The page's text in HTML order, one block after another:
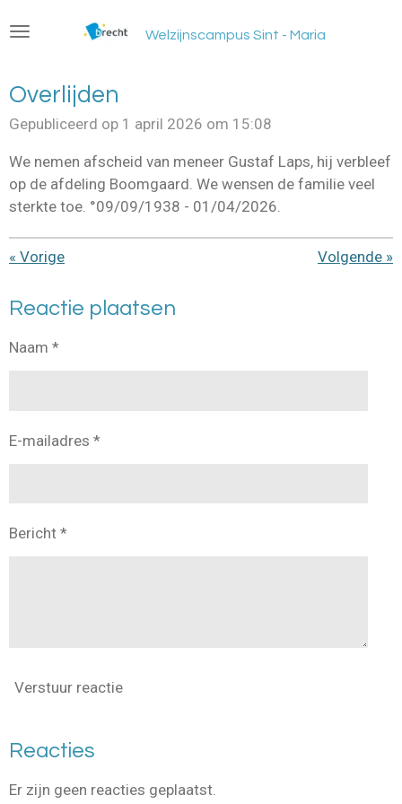
direct
de
hoofdinhoud
Welzijnscampus Sint - Maria
Overlijden
Gepubliceerd op 1 april 2026 om 15:08
We nemen afscheid van meneer Gustaf Laps, hij verbleef
op de afdeling Boomgaard. We wensen de familie veel
sterkte toe. °09/09/1938 - 01/04/2026.
« Vorige Volgende »
Reactie plaatsen
Naam *
E-mailadres *
Bericht *
Verstuur reactie
Reacties
Er zijn geen reacties geplaatst.